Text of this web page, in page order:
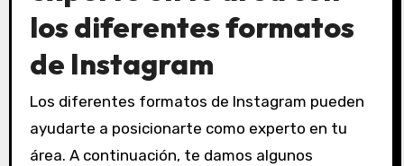
los diferentes formatos
de Instagram
Los diferentes formatos de Instagram pueden
ayudarte a posicionarte como experto en tu
área. A continuación, te damos algunos